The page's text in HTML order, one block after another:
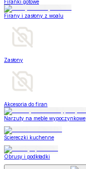
Firanki gotowe
Firany i zasłony z woalu
Zasłony
Akcesoria do firan
Narzuty na meble wypoczynkowe
Ściereczki kuchenne
Obrusy i podkładki